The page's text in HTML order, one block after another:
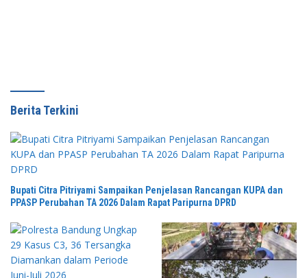
Berita Terkini
Bupati Citra Pitriyami Sampaikan Penjelasan Rancangan KUPA dan
PPASP Perubahan TA 2026 Dalam Rapat Paripurna DPRD